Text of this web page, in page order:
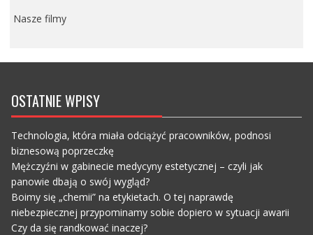
Nasze filmy
OSTATNIE WPISY
Technologia, która miała odciążyć pracowników, podnosi
biznesową poprzeczkę
Mężczyźni w gabinecie medycyny estetycznej – czyli jak
panowie dbają o swój wygląd?
Boimy się „chemii” na etykietach. O tej naprawdę
niebezpiecznej przypominamy sobie dopiero w sytuacji awarii
Czy da się randkować inaczej?